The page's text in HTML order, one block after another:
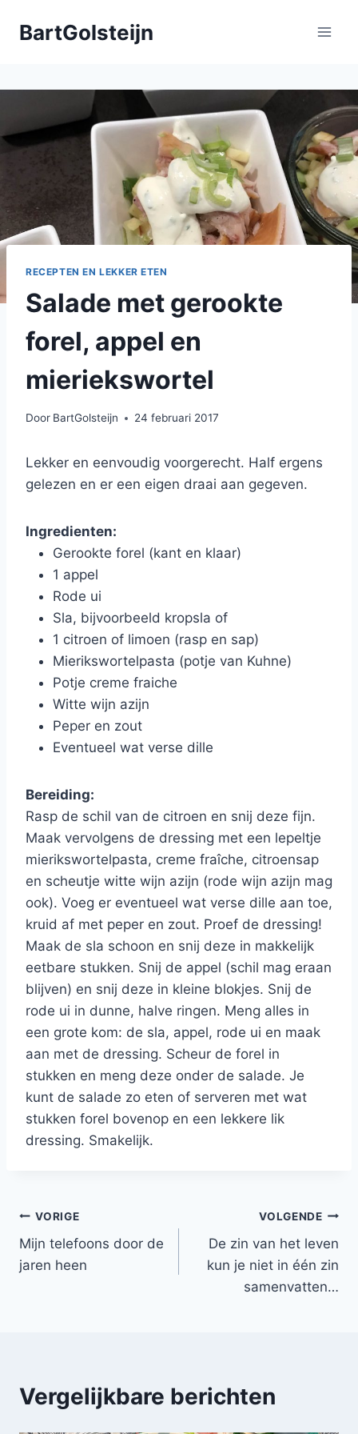
naarBartGolsteijn
RECEPTEN EN LEKKER ETEN
Salade met gerookte
forel, appel en
mieriekswortel
Door BartGolsteijn 24 februari 2017
​Lekker en eenvoudig voorgerecht. Half ergens
gelezen en er een eigen draai aan gegeven.
Ingredienten:
Gerookte forel (kant en klaar)
1 appel
Rode ui
Sla, bijvoorbeeld kropsla of
1 citroen of limoen (rasp en sap)
Mierikswortelpasta (potje van Kuhne)
Potje creme fraiche
Witte wijn azijn
Peper en zout
Eventueel wat verse dille
Bereiding:
Rasp de schil van de citroen en snij deze fijn.
Maak vervolgens de dressing met een lepeltje
mierikswortelpasta, creme fraîche, citroensap
en scheutje witte wijn azijn (rode wijn azijn mag
ook). Voeg er eventueel wat verse dille aan toe,
kruid af met peper en zout. Proef de dressing!
Maak de sla schoon en snij deze in makkelijk
eetbare stukken. Snij de appel (schil mag eraan
blijven) en snij deze in kleine blokjes. Snij de
rode ui in dunne, halve ringen. Meng alles in
een grote kom: de sla, appel, rode ui en maak
aan met de dressing. Scheur de forel in
stukken en meng deze onder de salade. Je
kunt de salade zo eten of serveren met wat
stukken forel bovenop en een lekkere lik
dressing. Smakelijk.
Bericht
navigatie
VORIGE
Mijn telefoons door de
jaren heen
VOLGENDE
De zin van het leven
kun je niet in één zin
samenvatten…
Vergelijkbare berichten